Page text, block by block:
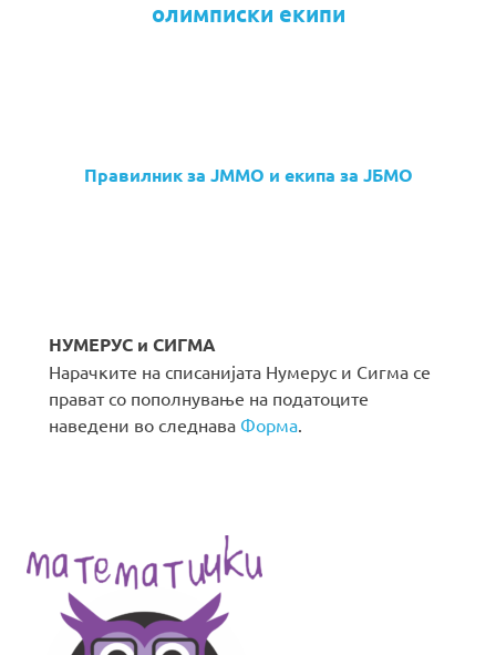
олимписки екипи
Правилник за ЈММО и екипа за ЈБМО
НУМЕРУС и СИГМА
Нарачките на списанијата Нумерус и Сигма се
прават со пополнување на податоците
наведени во следнава Форма.